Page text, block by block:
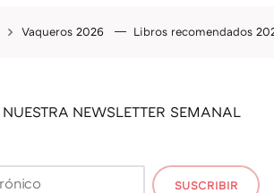
Vaqueros 2026 Libros recomendados
NEWSLETTER SEMANAL
SUSCRIBIR